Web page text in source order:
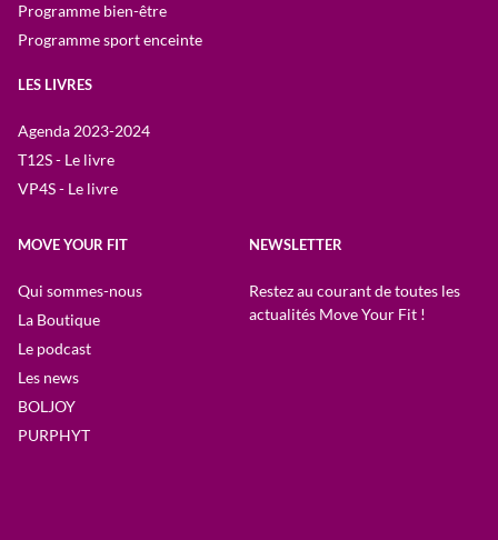
Programme bien-être
Programme sport enceinte
LES LIVRES
Agenda 2023-2024
T12S - Le livre
VP4S - Le livre
MOVE YOUR FIT
Qui sommes-nous
La Boutique
Le podcast
Les news
BOLJOY
PURPHYT
NEWSLETTER
Restez au courant de toutes les
actualités Move Your Fit !